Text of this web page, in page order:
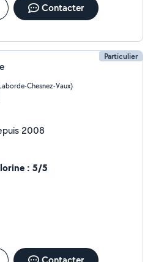
Contacter
Particulier
Chesnez-Vaux)
2008
: 5/5